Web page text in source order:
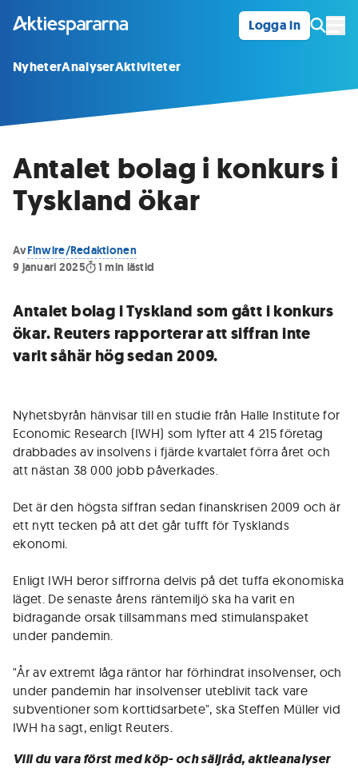
Logga in
NyheterAnalyserAktiviteter
Antalet bolag i konkurs i
Tyskland ökar
AvFinwire/Redaktionen
9 januari 2025
1 min lästid
Antalet bolag i Tyskland som gått i konkurs
ökar. Reuters rapporterar att siffran inte
varit såhär hög sedan 2009.
Nyhetsbyrån hänvisar till en studie från Halle Institute for
Economic Research (IWH) som lyfter att 4 215 företag
drabbades av insolvens i fjärde kvartalet förra året och
att nästan 38 000 jobb påverkades.
Det är den högsta siffran sedan finanskrisen 2009 och är
ett nytt tecken på att det går tufft för Tysklands
ekonomi.
Enligt IWH beror siffrorna delvis på det tuffa ekonomiska
läget. De senaste årens räntemiljö ska ha varit en
bidragande orsak tillsammans med stimulanspaket
under pandemin.
"År av extremt låga räntor har förhindrat insolvenser, och
under pandemin har insolvenser uteblivit tack vare
subventioner som korttidsarbete", ska Steffen Müller vid
IWH ha sagt, enligt Reuters.
Vill du vara först med köp- och säljråd, aktieanalyser